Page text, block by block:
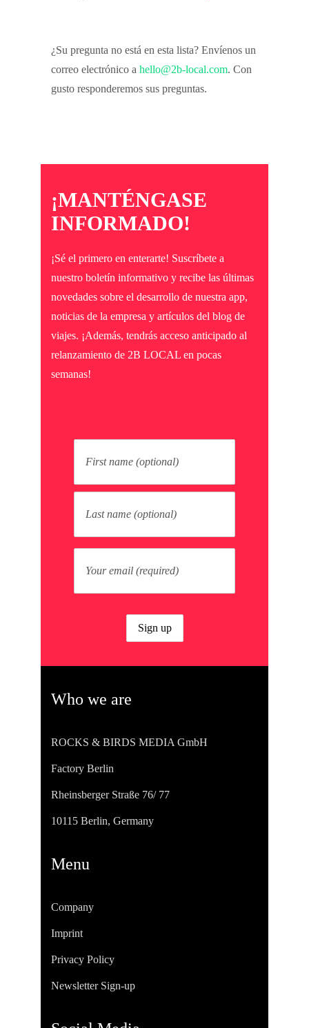
¿Su pregunta no está en esta lista? Envíenos un
correo electrónico a hello@2b-local.com. Con
gusto responderemos sus preguntas.
¡MANTÉNGASE
INFORMADO!
¡Sé el primero en enterarte! Suscríbete a
nuestro boletín informativo y recibe las últimas
novedades sobre el desarrollo de nuestra app,
noticias de la empresa y artículos del blog de
viajes. ¡Además, tendrás acceso anticipado al
relanzamiento de 2B LOCAL en pocas
semanas!
Who we are
ROCKS & BIRDS MEDIA GmbH
Factory Berlin
Rheinsberger Straße 76/ 77
10115 Berlin, Germany
Menu
Company
Imprint
Privacy Policy
Newsletter Sign-up